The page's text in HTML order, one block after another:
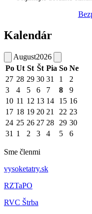
Kalendár
August2026
Po Ut St Št Pia So Ne
27 28 29 30 31 1
2
3
4 5 6 7 8
9
10 11 12 13 14 15 16
17 18 19 20 21 22 23
24 25 26 27 28 29 30
31 1 2 3 4 5 6
Sme členmi
vysoketatry.sk
RZTaPO
RVC Štrba